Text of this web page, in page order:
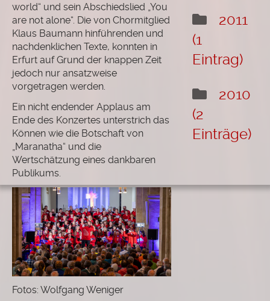
world“ und sein Abschiedslied „You
are not alone“. Die von Chormitglied
Klaus Baumann hinführenden und
nachdenklichen Texte, konnten in
Erfurt auf Grund der knappen Zeit
jedoch nur ansatzweise
vorgetragen werden.
Ein nicht endender Applaus am
Ende des Konzertes unterstrich das
Können wie die Botschaft von
„Maranatha“ und die
Wertschätzung eines dankbaren
Publikums.
Fotos: Wolfgang Weniger
2011
(1
Eintrag)
2010
(2
Einträge)